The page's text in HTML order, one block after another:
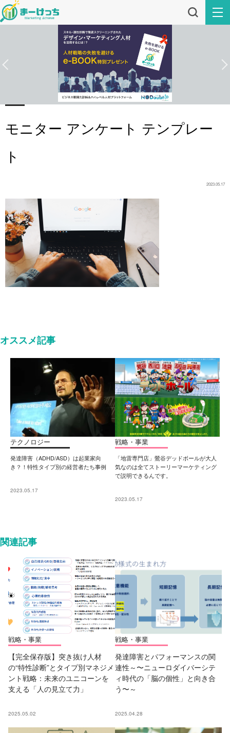
モニター アンケート テンプレー
ト
2023.05.17
オススメ記事
テクノロジー
発達障害（ADHD/ASD）は起業家向
き？！特性タイプ別の経営者たち事例
2023.05.17
戦略・事業
「地雷専門店」鶯谷デッドボールが大人
気なのは全てストーリーマーケティング
で説明できるんです。
2023.05.17
関連記事
戦略・事業
【完全保存版】突き抜け人材
の“特性診断”とタイプ別マネジメ
ント戦略：未来のユニコーンを
支える「人の見立て力」
2025.05.02
戦略・事業
発達障害とパフォーマンスの関
連性～〜ニューロダイバーシテ
ィ時代の「脳の個性」と向き合
う〜～
2025.04.28